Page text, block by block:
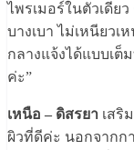
ไพรเมอร์ในตัวเดีย
บางเบา ไม่เหนียว
กลางแจ้งได้แบบเต็
ค่ะ”
เหนือ – ดิสรยา เสริ
ผิวที่ดีค่ะ นอกจากกา